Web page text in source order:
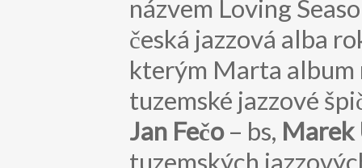
názvem Loving
česká jazzová alba
kterým Marta album
tuzemské jazzové
Jan Fečo– bs, Marek
tuzemských